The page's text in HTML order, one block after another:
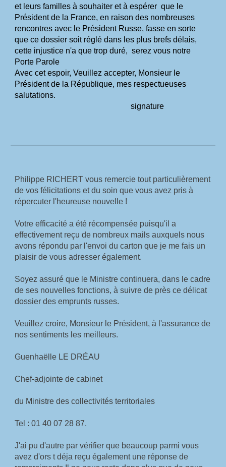
et leurs familles à souhaiter et à espérer que le
Président de la France, en raison des nombreuses
rencontres avec le Président Russe, fasse en sorte
que ce dossier soit réglé dans les plus brefs délais,
cette injustice n'a que trop duré, serez vous notre
Porte Parole
Avec cet espoir, Veuillez accepter, Monsieur le
Président de la République, mes respectueuses
salutations.
signature
Philippe RICHERT vous remercie tout particulièrement
de vos félicitations et du soin que vous avez pris à
répercuter l'heureuse nouvelle !
Votre efficacité a été récompensée puisqu'il a
effectivement reçu de nombreux mails auxquels nous
avons répondu par l'envoi du carton que je me fais un
plaisir de vous adresser également.
Soyez assuré que le Ministre continuera, dans le cadre
de ses nouvelles fonctions, à suivre de près ce délicat
dossier des emprunts russes.
Veuillez croire, Monsieur le Président, à l'assurance de
nos sentiments les meilleurs.
Guenhaëlle LE DRÉAU
Chef-adjointe de cabinet
du Ministre des collectivités territoriales
Tel : 01 40 07 28 87.
J'ai pu d'autre par vérifier que beaucoup parmi vous
avez d'ors t déja reçu également une réponse de